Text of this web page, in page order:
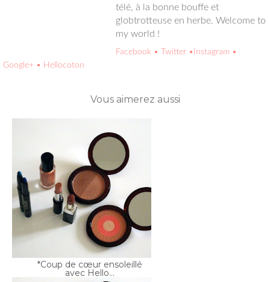
•Instagram • Google+ • Hellocoton
*Coup de cœur ensoleillé
avec Hello...